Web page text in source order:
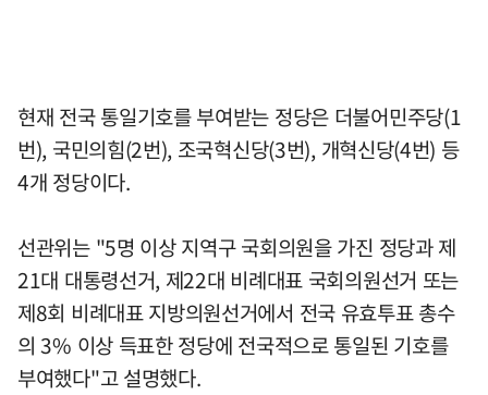
현재 전국 통일기호를 부여받는 정당은 더불어민주당(1
번), 국민의힘(2번), 조국혁신당(3번), 개혁신당(4번) 등
4개 정당이다.
선관위는 "5명 이상 지역구 국회의원을 가진 정당과 제
21대 대통령선거, 제22대 비례대표 국회의원선거 또는
제8회 비례대표 지방의원선거에서 전국 유효투표 총수
의 3% 이상 득표한 정당에 전국적으로 통일된 기호를
부여했다"고 설명했다.